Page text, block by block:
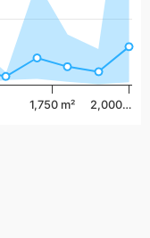
1,750 m² 2,000…